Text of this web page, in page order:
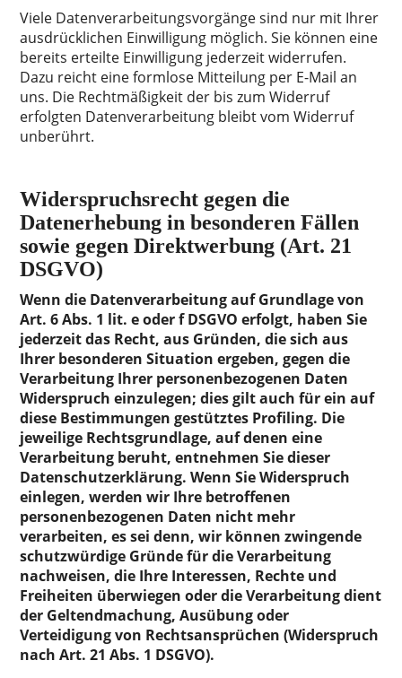
Viele Datenverarbeitungsvorgänge sind nur mit Ihrer
ausdrücklichen Einwilligung möglich. Sie können eine
bereits erteilte Einwilligung jederzeit widerrufen.
Dazu reicht eine formlose Mitteilung per E-Mail an
uns. Die Rechtmäßigkeit der bis zum Widerruf
erfolgten Datenverarbeitung bleibt vom Widerruf
unberührt.
Widerspruchsrecht gegen die
Datenerhebung in besonderen Fällen
sowie gegen Direktwerbung (Art. 21
DSGVO)
Wenn die Datenverarbeitung auf Grundlage von
Art. 6 Abs. 1 lit. e oder f DSGVO erfolgt, haben Sie
jederzeit das Recht, aus Gründen, die sich aus
Ihrer besonderen Situation ergeben, gegen die
Verarbeitung Ihrer personenbezogenen Daten
Widerspruch einzulegen; dies gilt auch für ein auf
diese Bestimmungen gestütztes Profiling. Die
jeweilige Rechtsgrundlage, auf denen eine
Verarbeitung beruht, entnehmen Sie dieser
Datenschutzerklärung. Wenn Sie Widerspruch
einlegen, werden wir Ihre betroffenen
personenbezogenen Daten nicht mehr
verarbeiten, es sei denn, wir können zwingende
schutzwürdige Gründe für die Verarbeitung
nachweisen, die Ihre Interessen, Rechte und
Freiheiten überwiegen oder die Verarbeitung dient
der Geltendmachung, Ausübung oder
Verteidigung von Rechtsansprüchen (Widerspruch
nach Art. 21 Abs. 1 DSGVO).